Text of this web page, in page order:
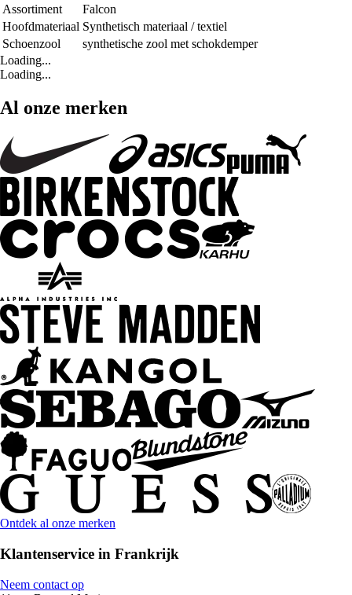
Assortiment
Falcon
Hoofdmateriaal Synthetisch materiaal / textiel
Schoenzool
synthetische zool met schokdemper
Loading...
Loading...
Al onze merken
Ontdek al onze merken
Klantenservice in Frankrijk
Neem contact op